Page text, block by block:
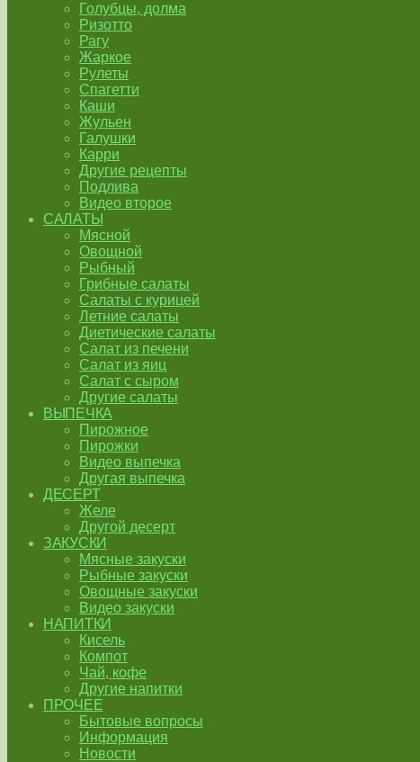
Голубцы, долма
Ризотто
Рагу
Жаркое
Рулеты
Спагетти
Каши
Жульен
Галушки
Карри
Другие рецепты
Подлива
Видео второе
САЛАТЫ
Мясной
Овощной
Рыбный
Грибные салаты
Салаты с курицей
Летние салаты
Диетические салаты
Салат из печени
Салат из яиц
Салат с сыром
Другие салаты
ВЫПЕЧКА
Пирожное
Пирожки
Видео выпечка
Другая выпечка
ДЕСЕРТ
Желе
Другой десерт
ЗАКУСКИ
Мясные закуски
Рыбные закуски
Овощные закуски
Видео закуски
НАПИТКИ
Кисель
Компот
Чай, кофе
Другие напитки
ПРОЧЕЕ
Бытовые вопросы
Информация
Новости